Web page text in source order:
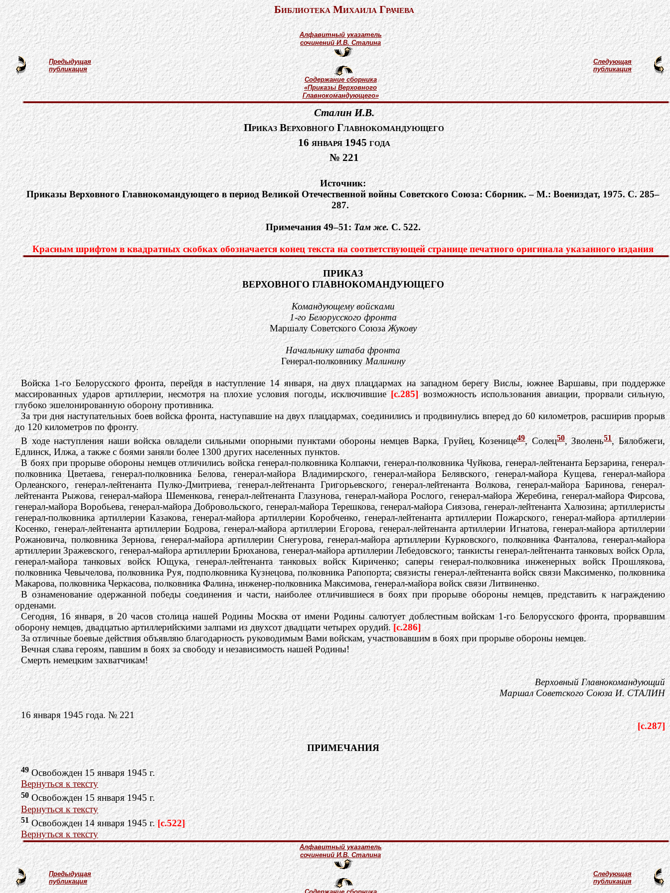
Библиотека Михаила Грачева
Предыдущая
публикация
Алфавитный указатель
сочинений И.В. Сталина
Содержание сборника
«Приказы Верховного
Главнокомандующего»
Следующая
публикация
Сталин И.В.
Приказ Верховного Главнокомандующего
16 января 1945 года
№ 221
Источник:
Приказы Верховного Главнокомандующего в период Великой Отечественной войны Советского Союза: Сборник. – М.: Воениздат, 1975. С. 285–
287.
Примечания 49–51:Там же.C. 522.
Красным шрифтом в квадратных скобках обозначается конец текста на соответствующей странице печатного оригинала указанного издания
ПРИКАЗ
ВЕРХОВНОГО ГЛАВНОКОМАНДУЮЩЕГО
Командующему войсками
1-го Белорусского фронта
Маршалу Советского СоюзаЖукову
Начальнику штаба фронта
Генерал-полковникуМалинину
Войска 1-го Белорусского фронта, перейдя в наступление 14 января, на двух плацдармах на западном берегу Вислы, южнее Варшавы, при поддержке
массированных ударов артиллерии, несмотря на плохие условия погоды, исключившие[c.285]возможность использования авиации, прорвали сильную,
глубоко эшелонированную оборону противника.
За три дня наступательных боев войска фронта, наступавшие на двух плацдармах, соединились и продвинулись вперед до 60 километров, расширив прорыв
до 120 километров по фронту.
В ходе наступления наши войска овладели сильными опорными пунктами обороны немцев Варка, Груйец, Козенице49, Солец50, Зволень51, Бялобжеги,
Едлинск, Илжа, а также с боями заняли более 1300 других населенных пунктов.
В боях при прорыве обороны немцев отличились войска генерал-полковника Колпакчи, генерал-полковника Чуйкова, генерал-лейтенанта Берзарина, генерал-
полковника Цветаева, генерал-полковника Белова, генерал-майора Владимирского, генерал-майора Белявского, генерал-майора Кущева, генерал-майора
Орлеанского, генерал-лейтенанта Пулко-Дмитриева, генерал-лейтенанта Григорьевского, генерал-лейтенанта Волкова, генерал-майора Баринова, генерал-
лейтенанта Рыжова, генерал-майора Шеменкова, генерал-лейтенанта Глазунова, генерал-майора Рослого, генерал-майора Жеребина, генерал-майора Фирсова,
генерал-майора Воробьева, генерал-майора Добровольского, генерал-майора Терешкова, генерал-майора Сиязова, генерал-лейтенанта Халюзина; артиллеристы
генерал-полковника артиллерии Казакова, генерал-майора артиллерии Коробченко, генерал-лейтенанта артиллерии Пожарского, генерал-майора артиллерии
Косенко, генерал-лейтенанта артиллерии Бодрова, генерал-майора артиллерии Егорова, генерал-лейтенанта артиллерии Игнатова, генерал-майора артиллерии
Рожановича, полковника Зернова, генерал-майора артиллерии Снегурова, генерал-майора артиллерии Курковского, полковника Фанталова, генерал-майора
артиллерии Зражевского, генерал-майора артиллерии Брюханова, генерал-майора артиллерии Лебедовского; танкисты генерал-лейтенанта танковых войск Орла,
генерал-майора танковых войск Ющука, генерал-лейтенанта танковых войск Кириченко; саперы генерал-полковника инженерных войск Прошлякова,
полковника Чевычелова, полковника Руя, подполковника Кузнецова, полковника Рапопорта; связисты генерал-лейтенанта войск связи Максименко, полковника
Макарова, полковника Черкасова, полковника Фалина, инженер-полковника Максимова, генерал-майора войск связи Литвиненко.
В ознаменование одержанной победы соединения и части, наиболее отличившиеся в боях при прорыве обороны немцев, представить к награждению
орденами.
Сегодня, 16 января, в 20 часов столица нашей Родины Москва от имени Родины салютует доблестным войскам 1-го Белорусского фронта, прорвавшим
оборону немцев, двадцатью артиллерийскими залпами из двухсот двадцати четырех орудий.[c.286]
За отличные боевые действия объявляю благодарность руководимым Вами войскам, участвовавшим в боях при прорыве обороны немцев.
Вечная слава героям, павшим в боях за свободу и независимость нашей Родины!
Смерть немецким захватчикам!
Верховный Главнокомандующий
Маршал Советского Союза И. СТАЛИН
16 января 1945 года. № 221
[c.287]
ПРИМЕЧАНИЯ
49Освобожден 15 января 1945 г.
Вернуться к тексту
50Освобожден 15 января 1945 г.
Вернуться к тексту
51Освобожден 14 января 1945 г.[c.522]
Вернуться к тексту
Предыдущая
публикация
Алфавитный указатель
сочинений И.В. Сталина
Следующая
публикация